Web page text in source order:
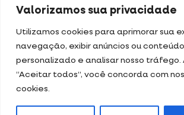
Valorizamos sua privacidade
Utilizamos cookies para aprimorar sua
navegação, exibir anúncios ou conteúdo
personalizado e analisar nosso tráfego.
“Aceitar todos”, você concorda com
cookies.
(85) 3250-1235
Este site usa cookies e dados pessoais de acordo com os